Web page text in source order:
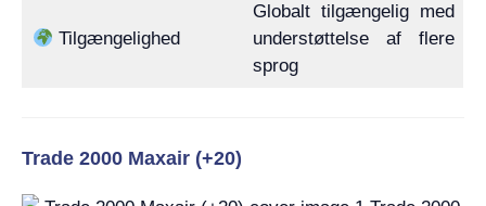
Tilgængelighed
Globalt tilgængelig med
understøttelse af flere
sprog
Trade 2000 Maxair (+20)